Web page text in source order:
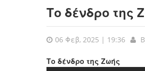
Το δένδρο της
06 Φεβ, 2025 | 19:36
Το δένδρο της Ζωής